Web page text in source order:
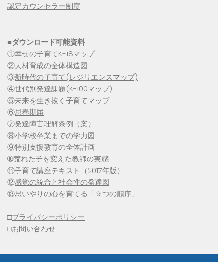
認定カウンセラー制度
■ダウンロード可能資料
①幸せの子育てK-18マップ
②人材育成の全体構造図
③新時代の子育て(レジリエンスマップ)
④世代別発達課題(K-100マップ)
⑤未来を生き抜く子育てマップ
⑥思春期届
⑦発達障害理解条例（案）
⑧小学校卒業までの学力図
⑨特別支援教育の全体計画
➉荒れた子を変えた教師の実感
⑪子育て講座テキスト（2017年版）
⑫感覚の統合と社会性の発達図
⑬思いやりの心を育てる「９つの順序」
□プライバシーポリシー
□お問い合わせ